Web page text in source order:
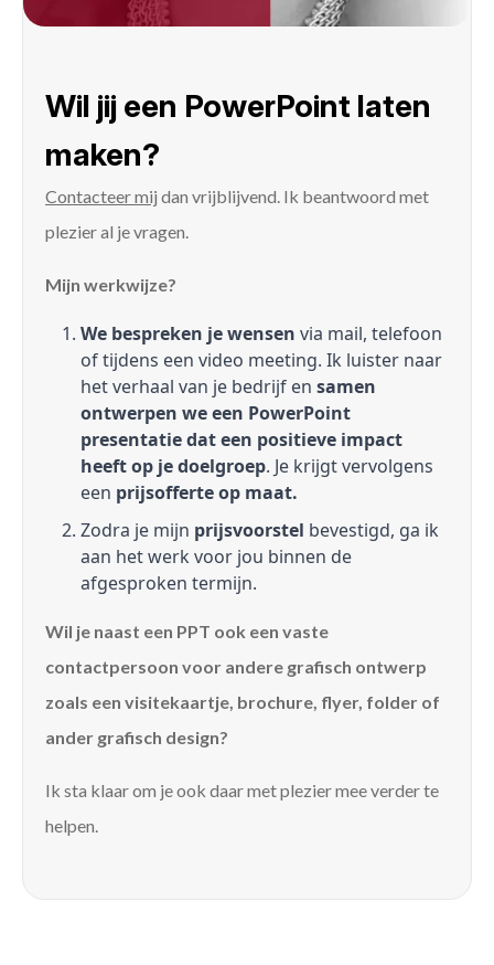
Wil jij een PowerPoint laten
maken?
Contacteer mij dan vrijblijvend. Ik beantwoord met
plezier al je vragen.
Mijn werkwijze?
We bespreken je wensen via mail, telefoon
of tijdens een video meeting. Ik luister naar
het verhaal van je bedrijf en samen
ontwerpen we een PowerPoint
presentatie dat een positieve impact
heeft op je doelgroep. Je krijgt vervolgens
een prijsofferte op maat.
Zodra je mijn prijsvoorstel bevestigd, ga ik
aan het werk voor jou binnen de
afgesproken termijn.
Wil je naast een PPT ook een vaste
contactpersoon voor andere grafisch ontwerp
zoals een visitekaartje, brochure, flyer, folder of
ander grafisch design?
Ik sta klaar om je ook daar met plezier mee verder te
helpen.